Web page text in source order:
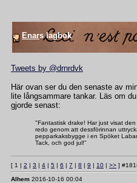
Enars lagbok
Tweets by @drnrdvk
Här ovan ser du den senaste av
lite långsammare tankar. Läs om
gjorde senast:
"Fantastisk drake! Har just visat
redo genom att dessförinnan
pepparkaksbygge i en Spöket
Tack, och god jul!"
[ 1 | 2 | 3 | 4 | 5 | 6 | 7 | 8 | 9 | 10 | >> ]
Alhem 2016-10-16 00:04